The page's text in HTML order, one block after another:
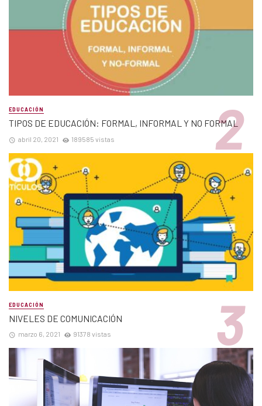
EDUCACIÓN
TIPOS DE EDUCACIÓN: FORMAL, INFORMAL Y NO FORMAL
abril 20, 2021 189585 vistas
EDUCACIÓN
NIVELES DE COMUNICACIÓN
marzo 6, 2021 91378 vistas